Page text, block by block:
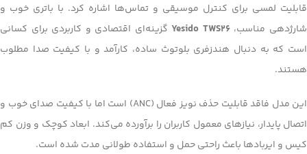
قابلیت لمسی برای کنترل موسیقی و تماس‌ها اشاره کرد. با باتری خوب و
شارژدهی مناسب،Yesido TWS26 گزینه‌ای اقتصادی و کاربردی برای کسانی
است که به دنبال هندزفری بلوتوث ساده، کارآمد و با کیفیت صدا مطلوب
هستند.
این مدل فاقد قابلیت حذف نویز فعال (ANC) است اما با کیفیت صدای خوب و
اتصال پایدار، نیازهای معمول کاربران را برآورده می‌کند. ابعاد کوچک و وزن کم
کیس و ایربادها باعث راحتی حمل و استفاده طولانی مدت شده است.